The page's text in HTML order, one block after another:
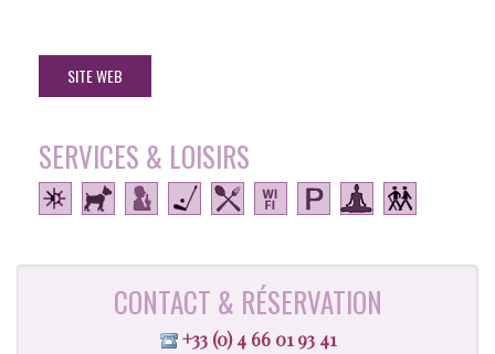
SITE WEB
SERVICES & LOISIRS
CONTACT & RÉSERVATION
+33 (0) 4 66 01 93 41